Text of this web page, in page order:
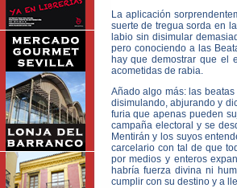
La aplicación
suerte de tregua sorda en
labio sin disimular
pero conociendo a las
hay que demostrar que el
acometidas de rabia.
Añado algo más: las
disimulando, abjurando y
furia que apenas pueden
campaña electoral y se
Mentirán y los suyos
carcelario con tal de que
por medios y enteros
habría fuerza divina ni
cumplir con su destino y a